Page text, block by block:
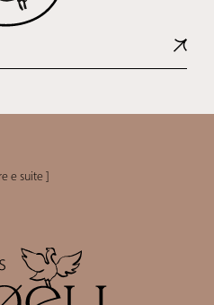
e suite ]